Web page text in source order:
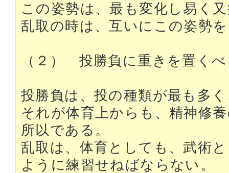
この姿勢は、最も変化し易く
乱取の時は、互いにこの姿勢
（２） 投勝負に重きを置く
投勝負は、投の種類が最も多
それが体育上からも、精神修
所以である。
乱取は、体育としても、武術
ように練習せねばならない。